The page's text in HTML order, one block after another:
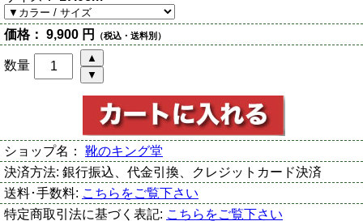
価格： 9,900 円 （税込・送料別）
数量
ショップ名： 靴のキング堂
決済方法: 銀行振込、代金引換、クレジットカード決済
送料･手数料: こちらをご覧下さい
特定商取引法に基づく表記: こちらをご覧下さい